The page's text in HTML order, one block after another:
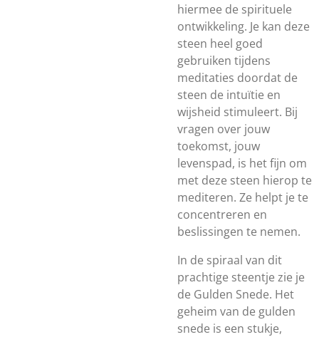
hiermee de spirituele
ontwikkeling. Je kan deze
steen heel goed
gebruiken tijdens
meditaties doordat de
steen de intuïtie en
wijsheid stimuleert. Bij
vragen over jouw
toekomst, jouw
levenspad, is het fijn om
met deze steen hierop te
mediteren. Ze helpt je te
concentreren en
beslissingen te nemen.
In de spiraal van dit
prachtige steentje zie je
de Gulden Snede. Het
geheim van de gulden
snede is een stukje,